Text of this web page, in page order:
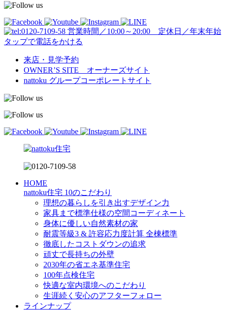
営業時間／10:00～20:00 定休日／年末年始
タップで電話をかける
来店・見学予約
OWNER’S SITE オーナーズサイト
nattoku グループコーポレートサイト
HOME
nattoku住宅 10のこだわり
理想の暮らしを引き出すデザイン力
家具まで標準仕様の空間コーディネート
身体に優しい自然素材の家
耐震等級3 & 許容応力度計算 全棟標準
徹底したコストダウンの追求
頑丈で長持ちの外壁
2030年の省エネ基準住宅
100年点検住宅
快適な室内環境へのこだわり
生涯続く安心のアフターフォロー
ラインナップ